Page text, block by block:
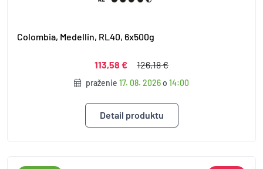
Colombia, Medellin, RL40, 6x500g
113,58 € 126,18 €
praženie 17. 08. 2026o 14:00
Detail produktu